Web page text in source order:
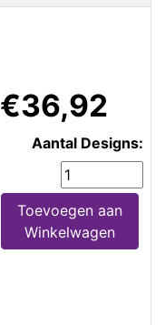
€36,92
Aantal Designs:
Toevoegen aan
Winkelwagen